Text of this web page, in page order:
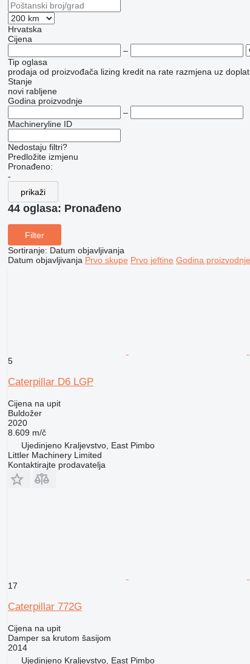
Hrvatska
Cijena
–
Tip oglasa
prodaja od proizvođača lizing kredit na rate razmjena uz
Stanje
novi rabljene
Godina proizvodnje
–
Machineryline ID
Nedostaju filtri?
Predložite izmjenu
Pronađeno:
-
prikaži
44 oglasa: Pronađeno
Filter
Sortiranje: Datum objavljivanja
Datum objavljivanja Prvo skupe Prvo jeftine Godina
5
Caterpillar D6 LGP
Cijena na upit
Buldožer
2020
8.609 m/č
Ujedinjeno Kraljevstvo, East Pimbo
Littler Machinery Limited
Kontaktirajte prodavatelja
17
Caterpillar 772G
Cijena na upit
Damper sa krutom šasijom
2014
Ujedinjeno Kraljevstvo, East Pimbo